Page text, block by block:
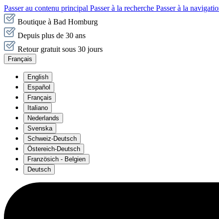
Passer au contenu principal Passer à la recherche Passer à la
Boutique à Bad Homburg
Depuis plus de 30 ans
Retour gratuit sous 30 jours
Français
English
Español
Français
Italiano
Nederlands
Svenska
Schweiz-Deutsch
Östereich-Deutsch
Französich - Belgien
Deutsch